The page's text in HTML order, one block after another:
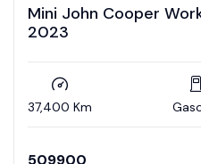
2.0 Iconic At 3P
Gasolina Automática